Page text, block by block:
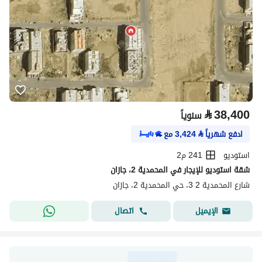
⃁38,400 سنوياً
ادفع شهرياً⃁
3,424مع
استوديو
241 م2
شقة استوديو للإيجار في المحمدية 2، جازان
شارع المحمدية 2 3، حي المحمدية 2، جازان
الإيميل
اتصال